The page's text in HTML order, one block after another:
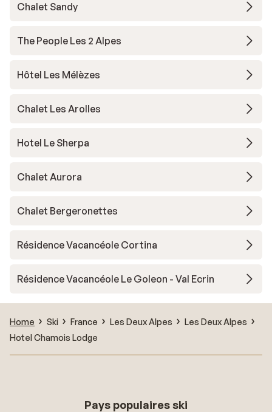
Chalet Sandy
The People Les 2 Alpes
Hôtel Les Mélèzes
Chalet Les Arolles
Hotel Le Sherpa
Chalet Aurora
Chalet Bergeronettes
Résidence Vacancéole Cortina
Résidence Vacancéole Le Goleon - Val Ecrin
Home Ski France Les Deux Alpes
Les Deux Alpes
Hotel Chamois Lodge
Pays populaires ski